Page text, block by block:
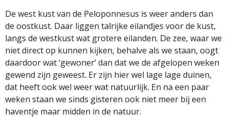
De west kust van de Peloponnesus is weer anders dan
de oostkust. Daar liggen talrijke eilandjes voor de kust,
langs de westkust wat grotere eilanden. De zee, waar we
niet direct op kunnen kijken, behalve als we staan, oogt
daardoor wat ‘gewoner’ dan dat we de afgelopen weken
gewend zijn geweest. Er zijn hier wel lage lage duinen,
dat heeft ook wel weer wat natuurlijk. En na een paar
weken staan we sinds gisteren ook niet meer bij een
haventje maar midden in de natuur.